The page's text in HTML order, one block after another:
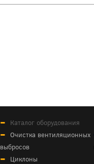
Каталог оборудования
Очистка вентиляционных
выбросов
Циклоны